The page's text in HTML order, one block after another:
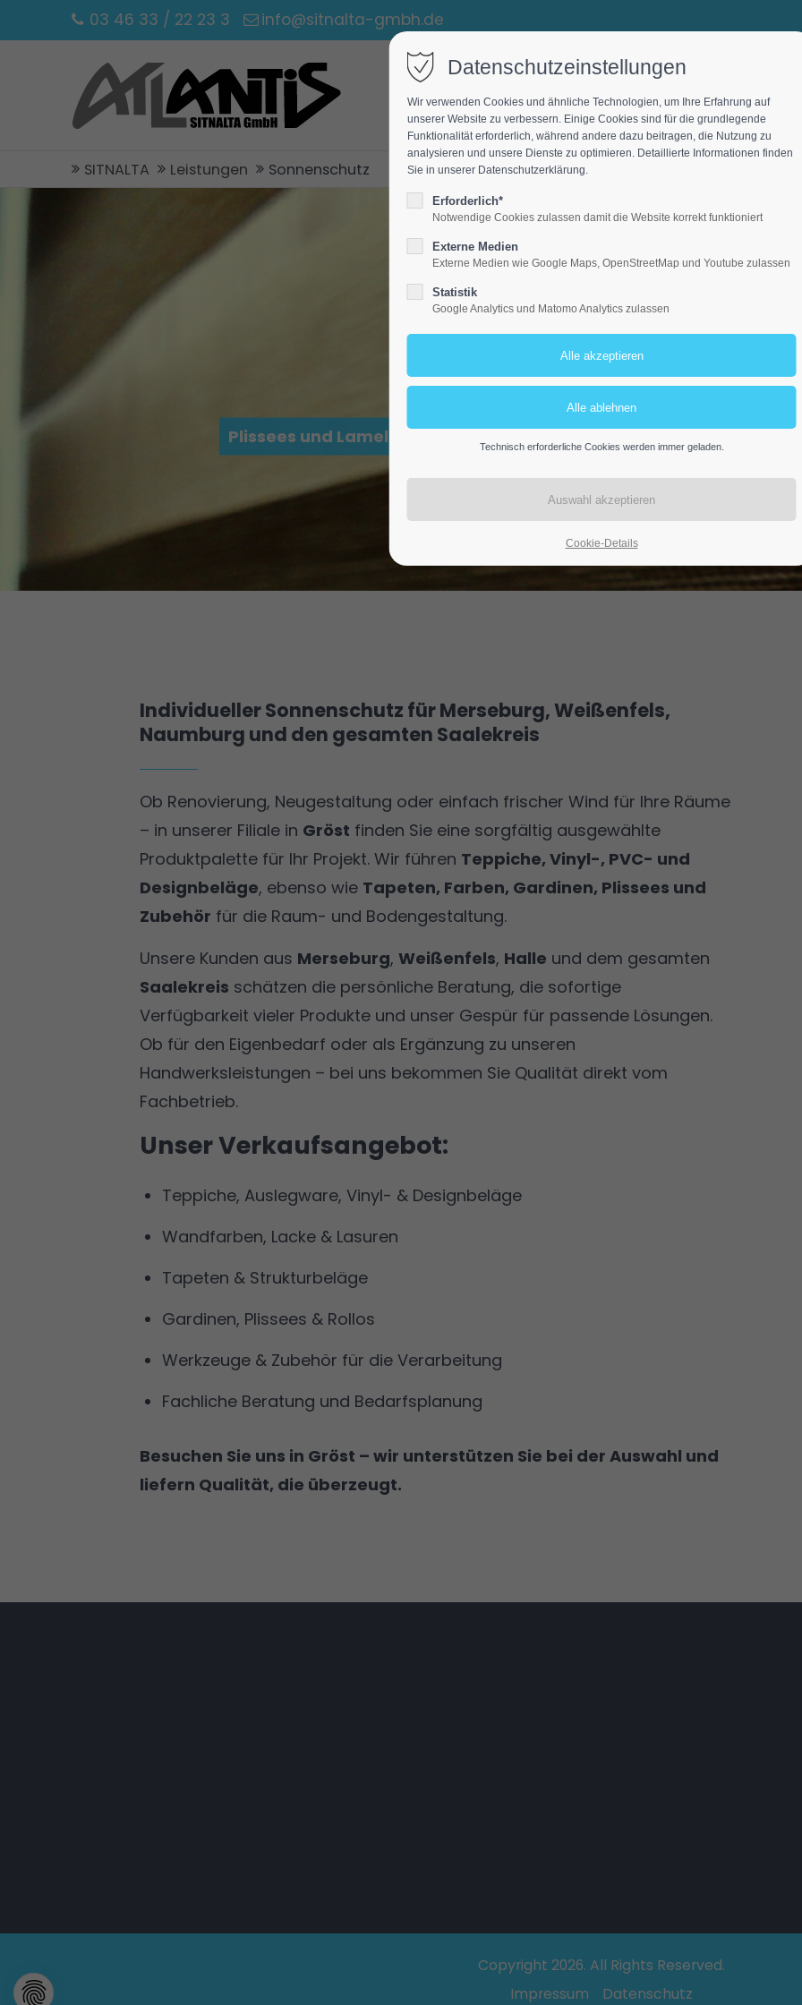
03 46 33 / 22 23 3 info@sitnalta-gmbh.de
Das Unternehmen
SITNALTA Leistungen Sonnenschutz
Sonnenschutz
Plissees und Lamellenanlagen nach Maß – stilvoll, funktional und
Individueller Sonnenschutz für Merseburg, Weißenfels,
Naumburg und den gesamten Saalekreis
Ob Renovierung, Neugestaltung oder einfach frischer Wind für Ihre Räume
– in unserer Filiale in Gröst finden Sie eine sorgfältig ausgewählte
Produktpalette für Ihr Projekt. Wir führen Teppiche, Vinyl-, PVC- und
Designbeläge, ebenso wie Tapeten, Farben, Gardinen, Plissees und
Zubehör für die Raum- und Bodengestaltung.
Unsere Kunden aus Merseburg, Weißenfels, Halle und dem gesamten
Saalekreis schätzen die persönliche Beratung, die sofortige
Verfügbarkeit vieler Produkte und unser Gespür für passende Lösungen.
Ob für den Eigenbedarf oder als Ergänzung zu unseren
Handwerksleistungen – bei uns bekommen Sie Qualität direkt vom
Fachbetrieb.
Unser Verkaufsangebot:
Teppiche, Auslegware, Vinyl- & Designbeläge
Wandfarben, Lacke & Lasuren
Tapeten & Strukturbeläge
Gardinen, Plissees & Rollos
Werkzeuge & Zubehör für die Verarbeitung
Fachliche Beratung und Bedarfsplanung
Besuchen Sie uns in Gröst – wir unterstützen Sie bei der Auswahl und
liefern Qualität, die überzeugt.
Jetzt Kontakt
Copyright 2026. All Rights Reserved.
Impressum
Datenschutz
Datenschutzeinstellungen
Wir verwenden Cookies und ähnliche Technologien, um Ihre Erfahrung auf
unserer Website zu verbessern. Einige Cookies sind für die grundlegende
Funktionalität erforderlich, während andere dazu beitragen, die Nutzung zu
analysieren und unsere Dienste zu optimieren. Detaillierte Informationen finden
Sie in unserer Datenschutzerklärung.
Erforderlich*
Notwendige Cookies zulassen damit die Website korrekt funktioniert
Externe Medien
Externe Medien wie Google Maps, OpenStreetMap und Youtube zulassen
Statistik
Google Analytics und Matomo Analytics zulassen
Technisch erforderliche Cookies werden immer geladen.
Cookie-Details